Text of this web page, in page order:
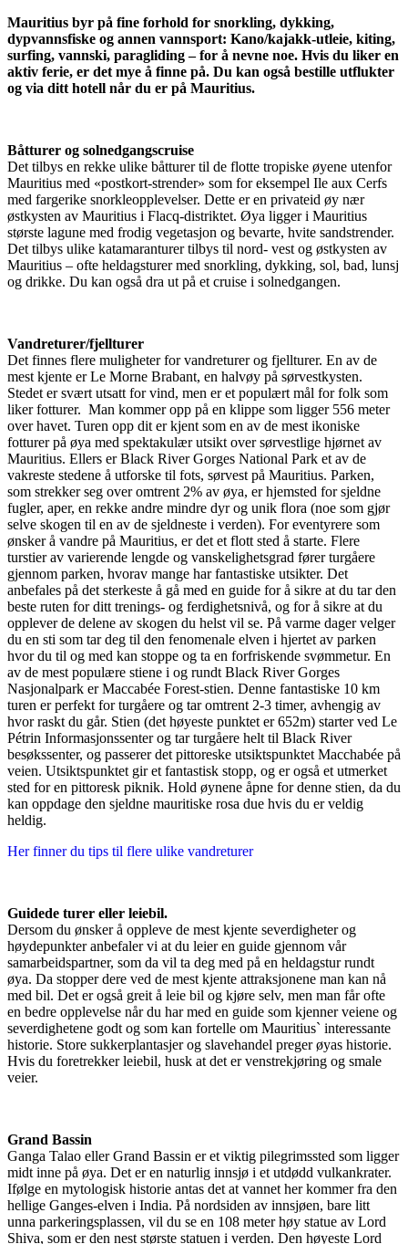
Mauritius byr på fine forhold for snorkling, dykking,
dypvannsfiske og annen vannsport: Kano/kajakk-utleie, kiting,
surfing, vannski, paragliding – for å nevne noe. Hvis du liker en
aktiv ferie, er det mye å finne på. Du kan også bestille utflukter
og via ditt hotell når du er på Mauritius.
Båtturer og solnedgangscruise
Det tilbys en rekke ulike båtturer til de flotte tropiske øyene utenfor
Mauritius med «postkort-strender» som for eksempel Ile aux Cerfs
med fargerike snorkleopplevelser. Dette er en privateid øy nær
østkysten av Mauritius i Flacq-distriktet. Øya ligger i Mauritius
største lagune med frodig vegetasjon og bevarte, hvite sandstrender.
Det tilbys ulike katamaranturer tilbys til nord- vest og østkysten av
Mauritius – ofte heldagsturer med snorkling, dykking, sol, bad, lunsj
og drikke. Du kan også dra ut på et cruise i solnedgangen.
Vandreturer/fjellturer
Det finnes flere muligheter for vandreturer og fjellturer. En av de
mest kjente er Le Morne Brabant, en halvøy på sørvestkysten.
Stedet er svært utsatt for vind, men er et populært mål for folk som
liker fotturer. Man kommer opp på en klippe som ligger 556 meter
over havet. Turen opp dit er kjent som en av de mest ikoniske
fotturer på øya med spektakulær utsikt over sørvestlige hjørnet av
Mauritius. Ellers er Black River Gorges National Park et av de
vakreste stedene å utforske til fots, sørvest på Mauritius. Parken,
som strekker seg over omtrent 2% av øya, er hjemsted for sjeldne
fugler, aper, en rekke andre mindre dyr og unik flora (noe som gjør
selve skogen til en av de sjeldneste i verden). For eventyrere som
ønsker å vandre på Mauritius, er det et flott sted å starte. Flere
turstier av varierende lengde og vanskelighetsgrad fører turgåere
gjennom parken, hvorav mange har fantastiske utsikter. Det
anbefales på det sterkeste å gå med en guide for å sikre at du tar den
beste ruten for ditt trenings- og ferdighetsnivå, og for å sikre at du
opplever de delene av skogen du helst vil se. På varme dager velger
du en sti som tar deg til den fenomenale elven i hjertet av parken
hvor du til og med kan stoppe og ta en forfriskende svømmetur. En
av de mest populære stiene i og rundt Black River Gorges
Nasjonalpark er Maccabée Forest-stien. Denne fantastiske 10 km
turen er perfekt for turgåere og tar omtrent 2-3 timer, avhengig av
hvor raskt du går. Stien (det høyeste punktet er 652m) starter ved Le
Pétrin Informasjonssenter og tar turgåere helt til Black River
besøkssenter, og passerer det pittoreske utsiktspunktet Macchabée på
veien. Utsiktspunktet gir et fantastisk stopp, og er også et utmerket
sted for en pittoresk piknik. Hold øynene åpne for denne stien, da du
kan oppdage den sjeldne mauritiske rosa due hvis du er veldig
heldig.
Her finner du tips til flere ulike vandreturer
Guidede turer eller leiebil.
Dersom du ønsker å oppleve de mest kjente severdigheter og
høydepunkter anbefaler vi at du leier en guide gjennom vår
samarbeidspartner, som da vil ta deg med på en heldagstur rundt
øya. Da stopper dere ved de mest kjente attraksjonene man kan nå
med bil. Det er også greit å leie bil og kjøre selv, men man får ofte
en bedre opplevelse når du har med en guide som kjenner veiene og
severdighetene godt og som kan fortelle om Mauritius` interessante
historie. Store sukkerplantasjer og slavehandel preger øyas historie.
Hvis du foretrekker leiebil, husk at det er venstrekjøring og smale
veier.
Grand Bassin
Ganga Talao eller Grand Bassin er et viktig pilegrimssted som ligger
midt inne på øya. Det er en naturlig innsjø i et utdødd vulkankrater.
Ifølge en mytologisk historie antas det at vannet her kommer fra den
hellige Ganges-elven i India. På nordsiden av innsjøen, bare litt
unna parkeringsplassen, vil du se en 108 meter høy statue av Lord
Shiva, som er den nest største statuen i verden. Den høyeste Lord